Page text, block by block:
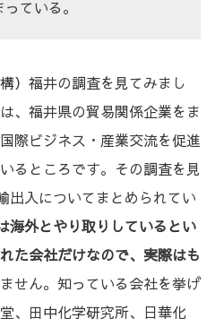
ている。
）福井の調査を見てみまし
、福井県の貿易関係企業をま
際ビジネス・産業交流を促進
るところです。その調査を見
出入についてまとめられてい
海外とやり取りしているとい
た会社だけなので、実際はも
せん。知っている会社を挙げ
、田中化学研究所、日華化